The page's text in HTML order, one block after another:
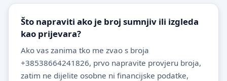
Što napraviti ako je broj sumnjiv ili izgleda
kao prijevara?
Ako vas zanima tko me zvao s broja
+38538664241826, prvo napravite provjeru broja,
zatim ne dijelite osobne ni financijske podatke,